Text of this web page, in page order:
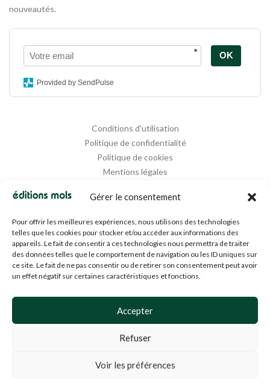
Gérer le consentement
Pour offrir les meilleures expériences, nous utilisons des technologies
telles que les cookies pour stocker et/ou accéder aux informations des
appareils. Le fait de consentir à ces technologies nous permettra de traiter
des données telles que le comportement de navigation ou les ID uniques sur
ce site. Le fait de ne pas consentir ou de retirer son consentement peut avoir
un effet négatif sur certaines caractéristiques et fonctions.
Accepter
Refuser
Voir les préférences
nouveautés.
* OK
Provided by SendPulse
Conditions d'utilisation
Politique de confidentialité
Politique de cookies
Mentions légales
Agence Media 112